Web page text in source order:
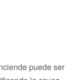
puede ser